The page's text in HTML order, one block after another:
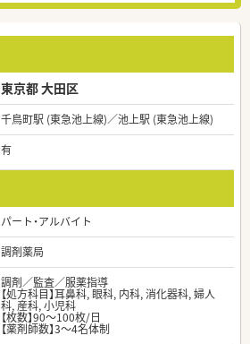
東京都 大田区
千鳥町駅 (東急池上線)／池上駅 (東急池上線)
有
パート・アルバイト
調剤薬局
調剤／監査／服薬指導
【処方科目】耳鼻科, 眼科, 内科, 消化器科, 婦人
科, 産科, 小児科
【枚数】90～100枚/日
【薬剤師数】3～4名体制